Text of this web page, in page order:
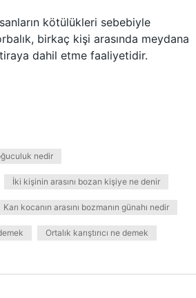
kötülükleri sebebiyle
birkaç kişi arasında meydana
dahil etme faaliyetidir.
nedir
İki kişinin arasını bozan kişiye ne denir
Karı kocanın arasını bozmanın günahı nedir
Ortalık karıştırıcı ne demek